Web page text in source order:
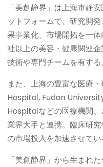
「美創静界」は上海市静
ットフォームで、研究開
果事業化、市場開拓を一
社以上の美容・健康関連
技術や専門チームを有する。
また、上海の豊富な医療
Hospital, Fudan
Hospitalなどの医療機関、
業界大手と連携。臨床研
の市場投入を加速させてい
「美創静界」から生まれ